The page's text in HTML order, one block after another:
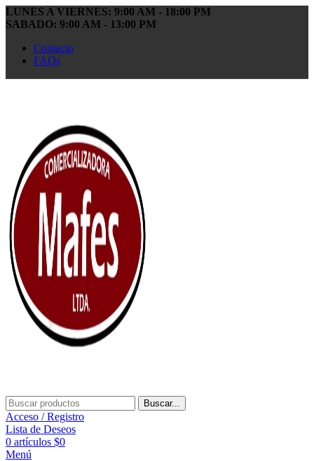
LUNES A VIERNES: 9:00 AM - 18:00 PM
SABADO: 9:00 AM - 13:00 PM
Contacto
FAQs
Buscar...
Acceso / Registro
Lista de Deseos
0 artículos $0
Menú